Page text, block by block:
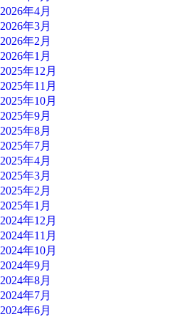
2026年4月
2026年3月
2026年2月
2026年1月
2025年12月
2025年11月
2025年10月
2025年9月
2025年8月
2025年7月
2025年4月
2025年3月
2025年2月
2025年1月
2024年12月
2024年11月
2024年10月
2024年9月
2024年8月
2024年7月
2024年6月